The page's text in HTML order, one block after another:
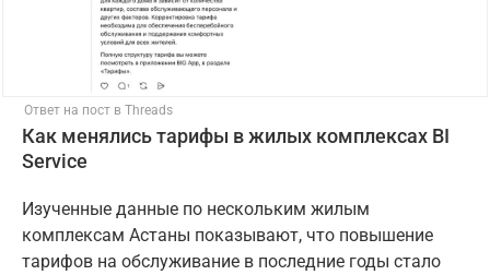
Ответ на пост в Threads
Как менялись тарифы в жилых комплексах BI
Service
Изученные данные по нескольким жилым
комплексам Астаны показывают, что повышение
тарифов на обслуживание в последние годы стало